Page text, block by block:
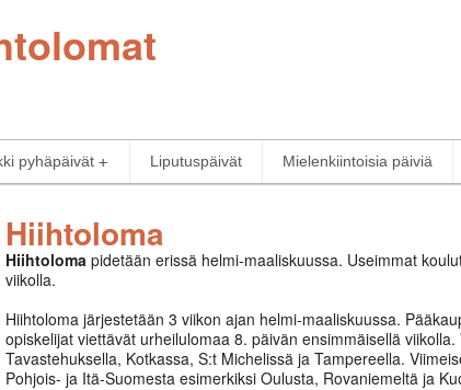
pyhäpäivät Liputuspäivät Mielenkiintoisia päiviä
Hiihtoloma
Hiihtoloma pidetään erissä helmi-maaliskuussa. Useimmat
viikolla.
Hiihtoloma järjestetään 3 viikon ajan helmi-maaliskuussa.
opiskelijat viettävät urheilulomaa 8. päivän ensimmäisellä
Tavastehuksella, Kotkassa, S:t Michelissä ja Tampereella.
Pohjois- ja Itä-Suomesta esimerkiksi Oulusta, Rovaniemeltä ja